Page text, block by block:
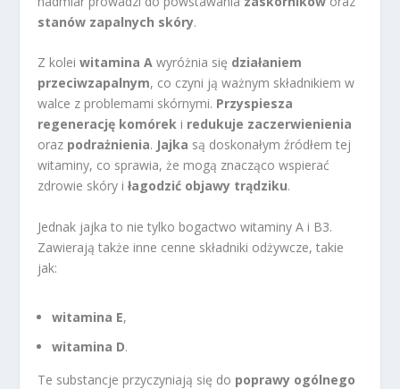
stanów zapalnych skóry.
Z koleiwitamina A wyróżnia się działaniem
przeciwzapalnym, co czyni ją ważnym składnikiem w
walce z problemami skórnymi. Przyspiesza
regenerację komórek i redukuje zaczerwienienia
oraz podrażnienia. Jajka są doskonałym źródłem tej
witaminy, co sprawia, że mogą znacząco wspierać
zdrowie skóry iłagodzić objawy trądziku.
Jednak jajka to nie tylko bogactwo witaminy A i B3.
Zawierają także inne cenne składniki odżywcze, takie
jak:
witamina E,
witamina D.
Te substancje przyczyniają się do poprawy ogólnego